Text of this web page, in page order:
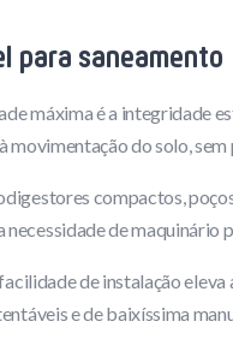
para saneamento
máxima é a integridade
movimentação do solo,
compactos,
de maquinário
de instalação
e de baixíssima